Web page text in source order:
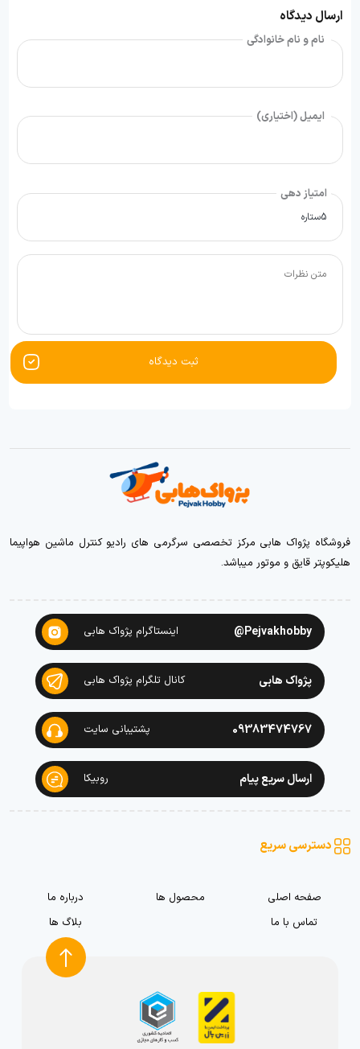
ارسال دیدگاه
نام و نام خانوادگی
ایمیل (اختیاری)
امتیاز دهی
ثبت دیدگاه
فروشگاه پژواک هابی مرکز تخصصی سرگرمی های رادیو کنترل ماشین هواپیما
هلیکوپتر قایق و موتور میباشد.
Pejvakhobby@ اینستاگرام پژواک هابی
پژواک هابی کانال تلگرام پژواک هابی
09383474767 پشتیبانی سایت
ارسال سریع پیام روبیکا
دسترسی سریع
صفحه اصلی محصول ها
درباره ما
تماس با ما
بلاگ ها